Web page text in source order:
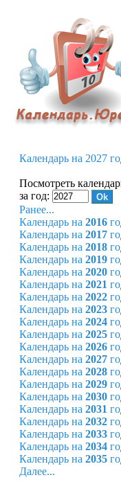
Календарь на 2027
Посмотреть
за год:
Ранее...
Календарь на 2016
Календарь на 2017
Календарь на 2018
Календарь на 2019
Календарь на 2020
Календарь на 2021
Календарь на 2022
Календарь на 2023
Календарь на 2024
Календарь на 2025
Календарь на 2026
Календарь на 2027
Календарь на 2028
Календарь на 2029
Календарь на 2030
Календарь на 2031
Календарь на 2032
Календарь на 2033
Календарь на 2034
Календарь на 2035
Далее...